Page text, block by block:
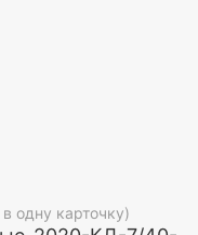
одну карточку)